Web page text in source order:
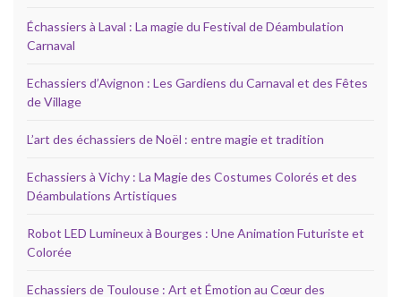
Échassiers à Laval : La magie du Festival de Déambulation
Carnaval
Echassiers d’Avignon : Les Gardiens du Carnaval et des Fêtes
de Village
L’art des échassiers de Noël : entre magie et tradition
Echassiers à Vichy : La Magie des Costumes Colorés et des
Déambulations Artistiques
Robot LED Lumineux à Bourges : Une Animation Futuriste et
Colorée
Echassiers de Toulouse : Art et Émotion au Cœur des